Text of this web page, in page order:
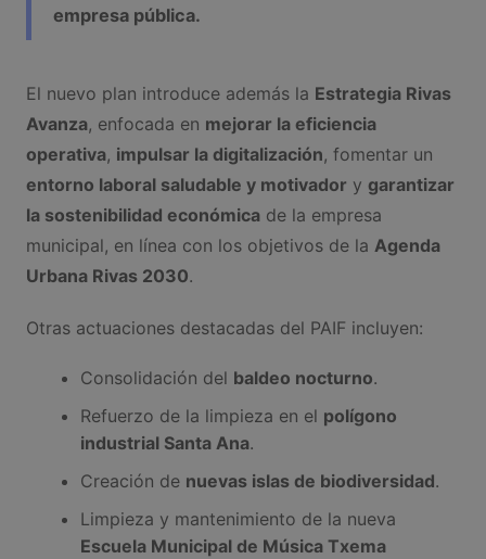
empresa pública.
El nuevo plan introduce además la Estrategia Rivas
Avanza, enfocada en mejorar la eficiencia
operativa, impulsar la digitalización, fomentar un
entorno laboral saludable y motivador y garantizar
la sostenibilidad económicade la empresa
municipal, en línea con los objetivos de la Agenda
Urbana Rivas 2030.
Otras actuaciones destacadas del PAIF incluyen:
Consolidación del baldeo nocturno.
Refuerzo de la limpieza en el polígono
industrial Santa Ana.
Creación de nuevas islas de biodiversidad.
Limpieza y mantenimiento de la nueva
Escuela Municipal de Música Txema